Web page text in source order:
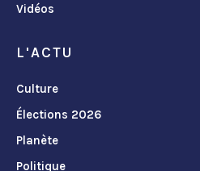
Vidéos
L'ACTU
Culture
Élections 2026
Planète
Politique